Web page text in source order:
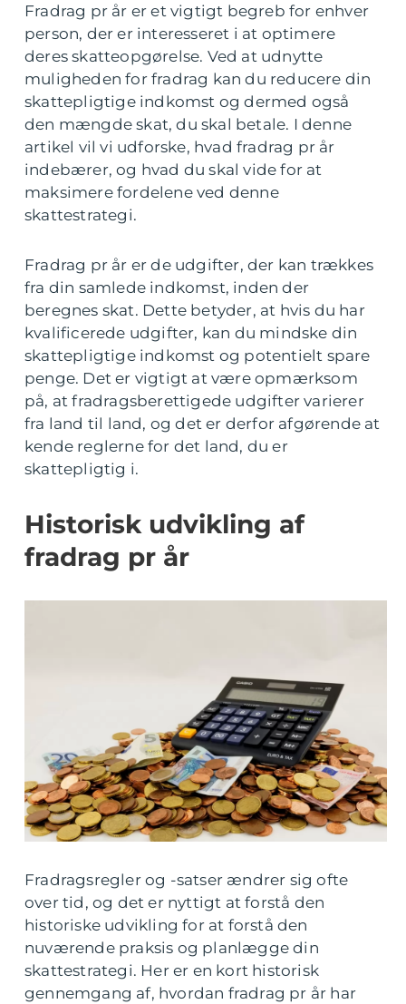
Fradrag pr år er et vigtigt begreb for enhver
person, der er interesseret i at optimere
deres skatteopgørelse. Ved at udnytte
muligheden for fradrag kan du reducere din
skattepligtige indkomst og dermed også
den mængde skat, du skal betale. I denne
artikel vil vi udforske, hvad fradrag pr år
indebærer, og hvad du skal vide for at
maksimere fordelene ved denne
skattestrategi.
Fradrag pr år er de udgifter, der kan trækkes
fra din samlede indkomst, inden der
beregnes skat. Dette betyder, at hvis du har
kvalificerede udgifter, kan du mindske din
skattepligtige indkomst og potentielt spare
penge. Det er vigtigt at være opmærksom
på, at fradragsberettigede udgifter varierer
fra land til land, og det er derfor afgørende at
kende reglerne for det land, du er
skattepligtig i.
Historisk udvikling af
fradrag pr år
Fradragsregler og -satser ændrer sig ofte
over tid, og det er nyttigt at forstå den
historiske udvikling for at forstå den
nuværende praksis og planlægge din
skattestrategi. Her er en kort historisk
gennemgang af, hvordan fradrag pr år har